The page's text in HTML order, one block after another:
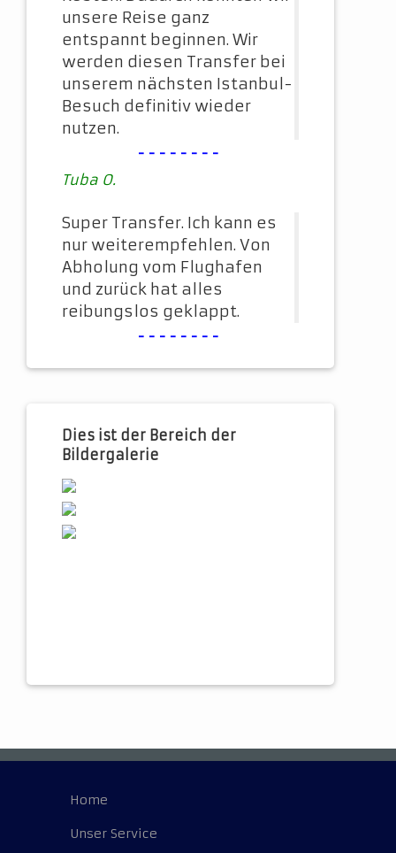
unsere Reise ganz
entspannt beginnen. Wir
werden diesen Transfer bei
unserem nächsten Istanbul-
Besuch definitiv wieder
nutzen.
--------
Tuba O.
Super Transfer. Ich kann es
nur weiterempfehlen. Von
Abholung vom Flughafen
und zurück hat alles
reibungslos geklappt.
--------
Dies ist der Bereich der
Bildergalerie
Home
Unser Service